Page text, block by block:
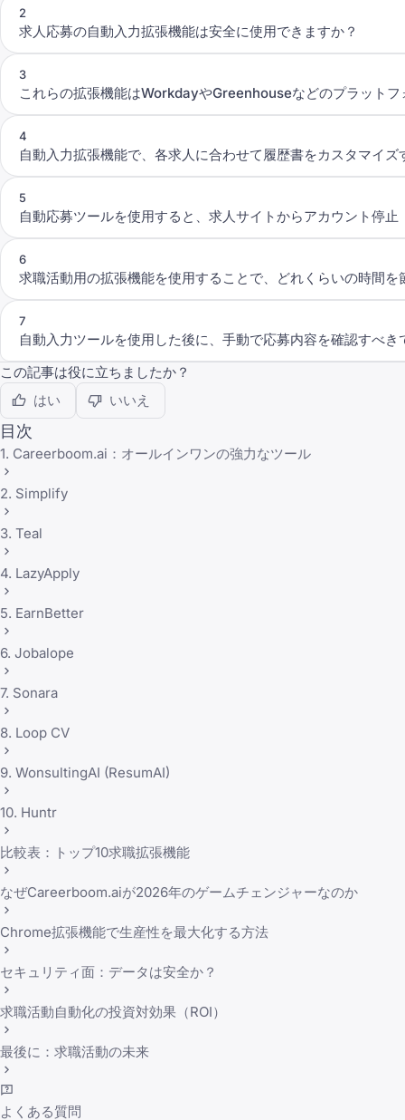
2
求人応募の自動入力拡張機能は安全に使用できますか？
3
これらの拡張機能はWorkdayやGreenhouseなどのプラットフ
4
自動入力拡張機能で、各求人に合わせて履歴書をカスタマイ
5
自動応募ツールを使用すると、求人サイトからアカウント停
6
求職活動用の拡張機能を使用することで、どれくらいの時間を
7
自動入力ツールを使用した後に、手動で応募内容を確認すべき
この記事は役に立ちましたか？
はい
いいえ
目次
1. Careerboom.ai：オールインワンの強力なツール
2. Simplify
3. Teal
4. LazyApply
5. EarnBetter
6. Jobalope
7. Sonara
8. Loop CV
9. WonsultingAI (ResumAI)
10. Huntr
比較表：トップ10求職拡張機能
なぜCareerboom.aiが2026年のゲームチェンジャーなのか
Chrome拡張機能で生産性を最大化する方法
セキュリティ面：データは安全か？
求職活動自動化の投資対効果（ROI）
最後に：求職活動の未来
よくある質問